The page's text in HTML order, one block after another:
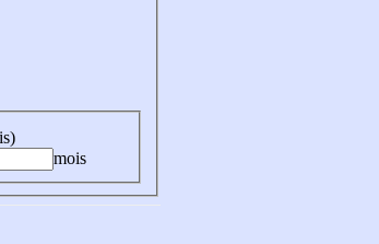
mois